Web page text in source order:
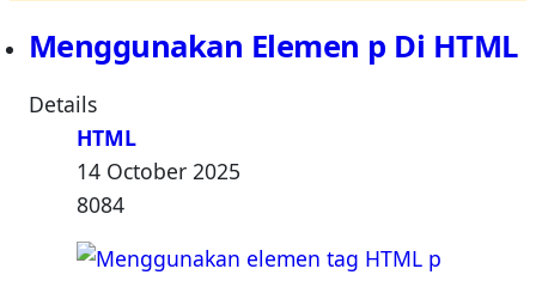
Menggunakan Elemen p Di HTML
Details
HTML
14 October 2025
8084